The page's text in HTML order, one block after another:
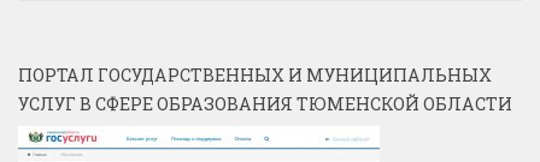
ПОРТАЛ ГОСУДАРСТВЕННЫХ И МУНИЦИПАЛЬНЫХ
УСЛУГ В СФЕРЕ ОБРАЗОВАНИЯ ТЮМЕНСКОЙ ОБЛАСТИ